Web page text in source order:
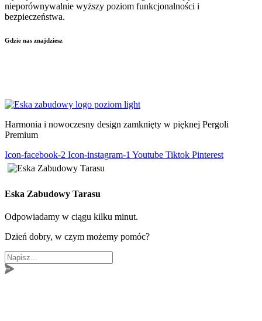
nieporównywalnie wyższy poziom funkcjonalności i
bezpieczeństwa.
Gdzie nas znajdziesz
Harmonia i nowoczesny design zamknięty w pięknej Pergoli
Premium
Icon-facebook-2 Icon-instagram-1 Youtube Tiktok Pinterest
Eska Zabudowy Tarasu
Odpowiadamy w ciągu kilku minut.
Dzień dobry, w czym możemy pomóc?